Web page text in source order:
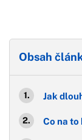
Obsah
Jak
Co na